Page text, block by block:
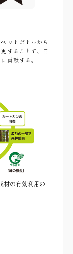
ットボトルから
することで、
日
貢献する。
材の有効利用の